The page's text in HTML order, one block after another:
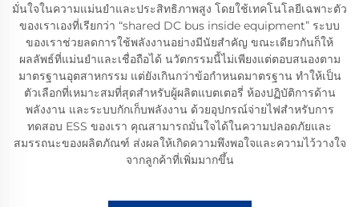
มั่นใจในความแม่นยำและประสิทธิภาพสูง โดยใช้เทคโนโลยีเฉพาะตัว
ของเราเองที่เรียกว่า “shared DC bus inside equipment” ระบบ
ของเราช่วยลดการใช้พลังงานอย่างมีนัยสำคัญ ขณะเดียวกันก็ให้
ผลลัพธ์ที่แม่นยำและเชื่อถือได้ นวัตกรรมนี้ไม่เพียงแต่ตอบสนองตาม
มาตรฐานอุตสาหกรรม แต่ยังเกินกว่าข้อกำหนดมาตรฐาน ทำให้เป็น
ตัวเลือกที่เหมาะสมที่สุดสำหรับผู้ผลิตแบตเตอรี่ ห้องปฏิบัติการด้าน
พลังงาน และระบบกักเก็บพลังงาน ด้วยอุปกรณ์จ่ายไฟสำหรับการ
ทดสอบ ESS ของเรา คุณสามารถมั่นใจได้ในความปลอดภัยและ
สมรรถนะของผลิตภัณฑ์ ส่งผลให้เกิดความพึงพอใจและความไว้วางใจ
จากลูกค้าที่เพิ่มมากขึ้น